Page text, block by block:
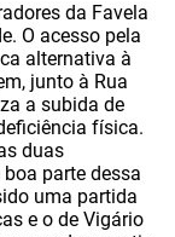
da Favela
O acesso pela
alternativa à
junto à Rua
a subida de
física.
duas
parte dessa
uma partida
e o de Vigário